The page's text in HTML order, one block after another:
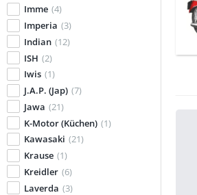
Imme (4)
Imperia (3)
Indian (12)
ISH (2)
Iwis (1)
J.A.P. (Jap) (7)
Jawa (21)
K-Motor (Küchen) (1)
Kawasaki (21)
Krause (1)
Kreidler (6)
Laverda (3)